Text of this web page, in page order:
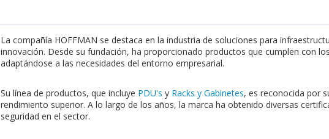
La compañía HOFFMAN se destaca en la industria de soluciones para
innovación. Desde su fundación, ha proporcionado productos que cumplen con
adaptándose a las necesidades del entorno empresarial.
Su línea de productos, que incluye PDU's y Racks y Gabinetes, es reconocida por
rendimiento superior. A lo largo de los años, la marca ha obtenido diversas
seguridad en el sector.